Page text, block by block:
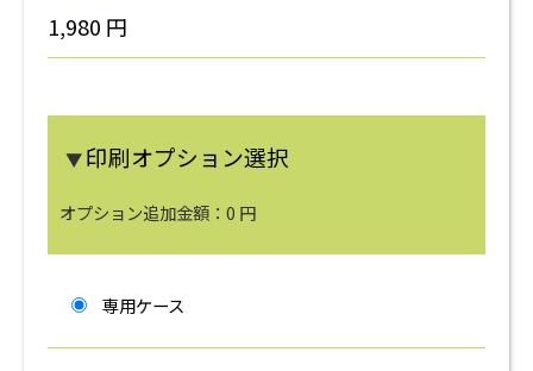
1,980 円
▼印刷オプション選択
オプション追加金額： 0 円
専用ケース